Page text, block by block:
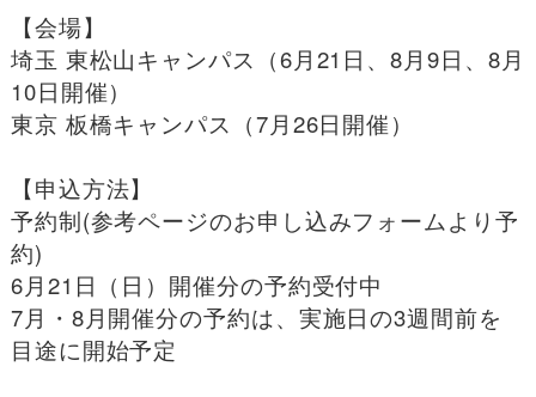
【会場】
埼玉 東松山キャンパス（6月21日、8月9日、8月
10日開催）
東京 板橋キャンパス（7月26日開催）
【申込方法】
予約制(参考ページのお申し込みフォームより予
約)
6月21日（日）開催分の予約受付中
7月・8月開催分の予約は、実施日の3週間前を
目途に開始予定